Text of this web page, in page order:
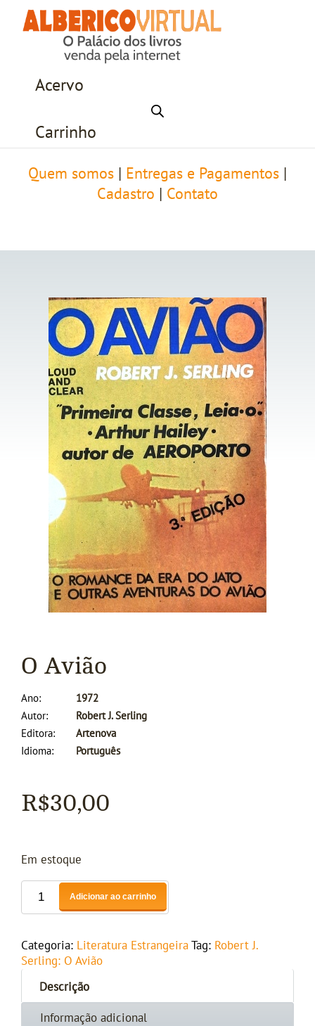
Acervo
Carrinho
Quem somos Entregas e Pagamentos
Cadastro
Contato
O Avião
Ano
1972
Autor
Robert J. Serling
Editora
Artenova
Idioma
Português
R$30,00
Em estoque
Adicionar ao carrinho
Categoria: Literatura Estrangeira Tag: Robert J.
Serling: O Avião
Descrição
Informação adicional